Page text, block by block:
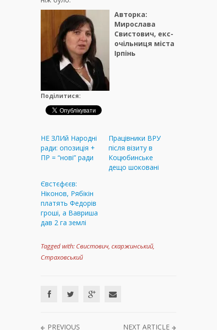
Авторка:
Мирослава
Свистович, екс-
очільниця міста
Ірпінь
Поділитися:
НЕ ЗЛИй Народні
ради: опозиція +
ПР = “нові” ради
Працівники ВРУ
після візиту в
Коцюбинське
дещо шоковані
Євстєфєєв:
Ніконов, Рябікін
платять Федорів
гроші, а Вавриша
дав 2 га землі
Tagged with: Свистович, скаржинський,
Страховський
PREVIOUS NEXT ARTICLE